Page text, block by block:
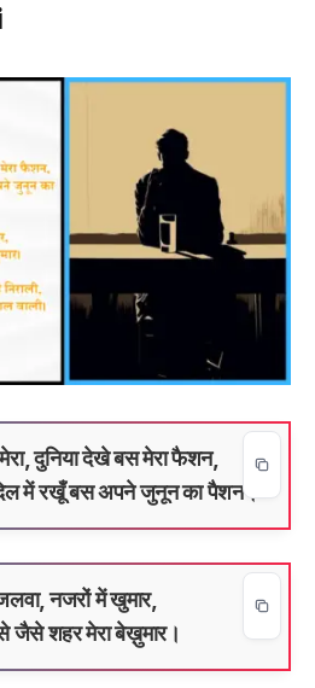
दुनिया देखे बस मेरा फैशन,
दिल में रखूँ बस अपने जुनून का पैशन।
नजरों में खुमार,
जैसे शहर मेरा बेख़ुमार।